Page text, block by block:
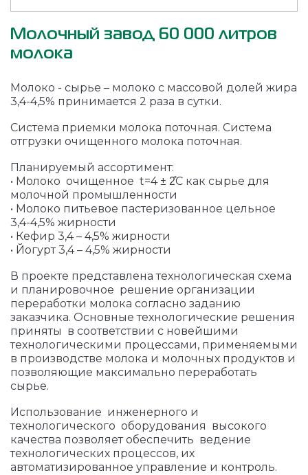
Молочный завод 60 000 литров
молока
Молоко - сырье – молоко с массовой долей жира
3,4-4,5% принимается 2 раза в сутки.
Система приемки молока поточная. Система
отгрузки очищенного молока поточная.
Планируемый ассортимент:
• Молоко очищенное t=4 ± 2̊С как сырье для
молочной промышленности
• Молоко питьевое пастеризованное цельное
3,4-4,5% жирности
• Кефир 3,4 – 4,5% жирности
• Йогурт 3,4 – 4,5% жирности
В проекте представлена технологическая схема
и планировочное решение организации
переработки молока согласно заданию
заказчика. Основные технологические решения
приняты в соответствии с новейшими
технологическими процессами, применяемыми
в производстве молока и молочных продуктов и
позволяющие максимально переработать
сырье.
Использование инженерного и
технологического оборудования высокого
качества позволяет обеспечить ведение
технологических процессов, их
автоматизированное управление и контроль.